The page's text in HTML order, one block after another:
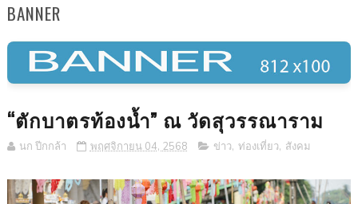
BANNER
“ตักบาตรท้องน้ำ” ณ วัดสุวรรณาราม
นก ปีกกล้า พฤศจิกายน 04, 2568 ข่าว, ท่องเที่ยว, สังคม